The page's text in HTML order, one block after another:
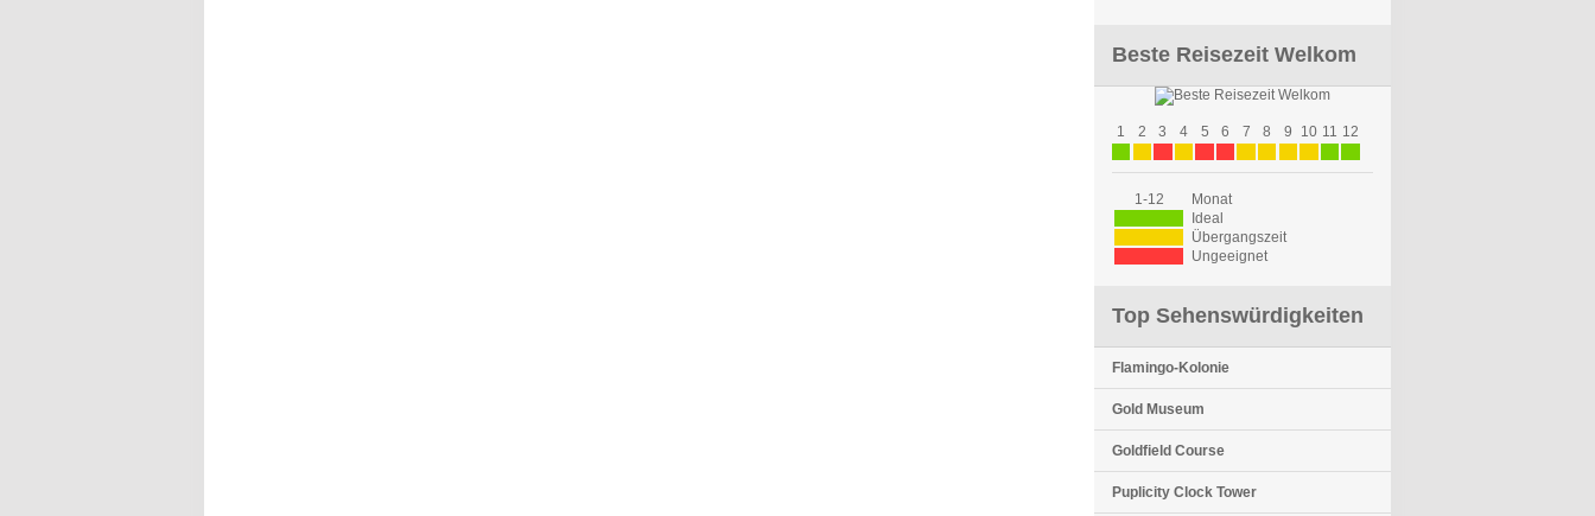
Beste Reisezeit Welkom
1 2 3 4 5 6 7 8 9 10 11 12
1-12
Monat
Ideal
Übergangszeit
Ungeeignet
Top Sehenswürdigkeiten
Flamingo-Kolonie
Gold Museum
Goldfield Course
Puplicity Clock Tower